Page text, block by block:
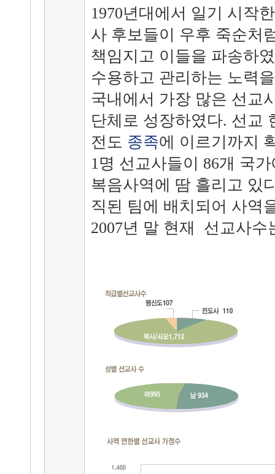
1970년대에서 일기 시작
사 후보들이 우후 죽순처
책임지고 이들을 파송하
수용하고 관리하는 노력
국내에서 가장 많은 선교
단체로 성장하였다. 선교
전도 종족에 이르기까지
1명 선교사들이 86개 국
복음사역에 땀 흘리고 있
직된 팀에 배치되어 사역
2007년 말 현재 선교사수